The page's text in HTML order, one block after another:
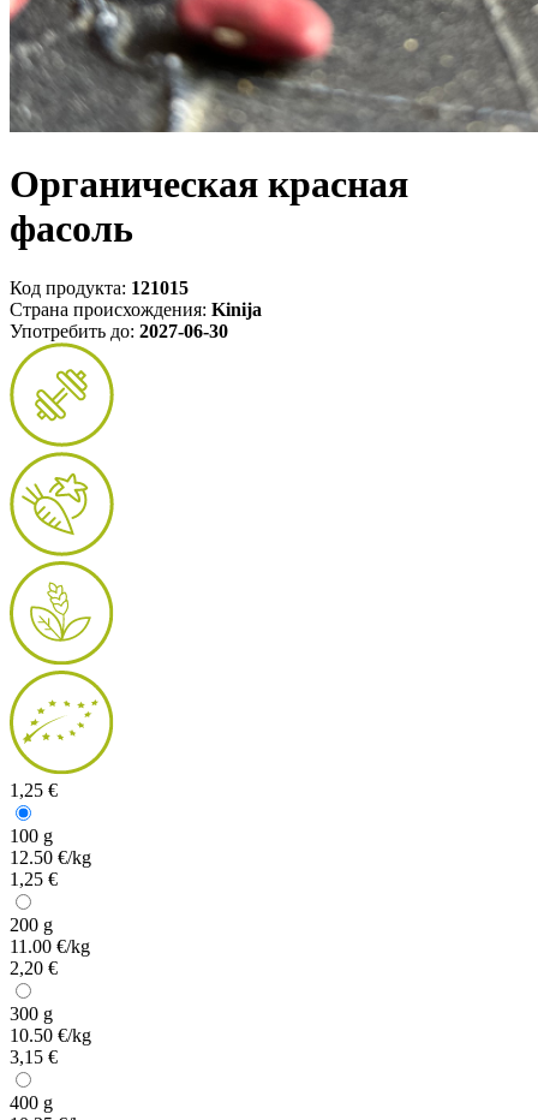
Органическая красная
фасоль
Код продукта: 121015
Страна происхождения: Kinija
Употребить до: 2027-06-30
1,25 €
100 g
12.50 €/kg
1,25 €
200 g
11.00 €/kg
2,20 €
300 g
10.50 €/kg
3,15 €
400 g